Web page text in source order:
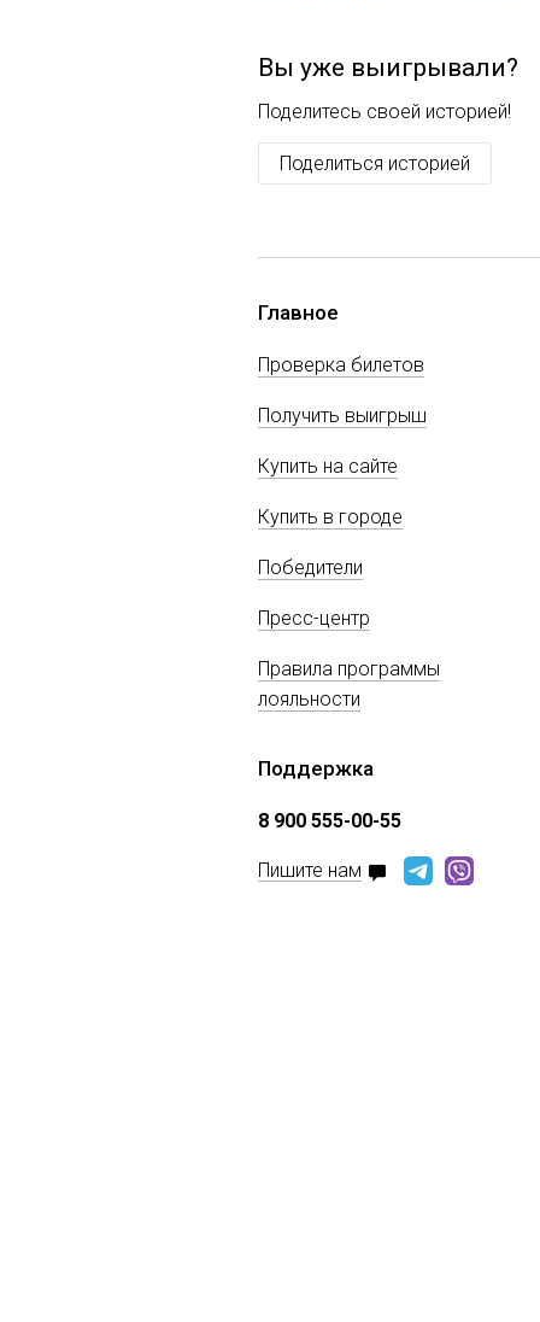
Вы уже выигрывали?
Поделитесь своей историей!
Поделиться историей
Главное
Проверка билетов
Получить выигрыш
Купить на сайте
Купить в городе
Победители
Пресс-центр
Правила программы
лояльности
Поддержка
8 900 555-00-55
Пишите нам